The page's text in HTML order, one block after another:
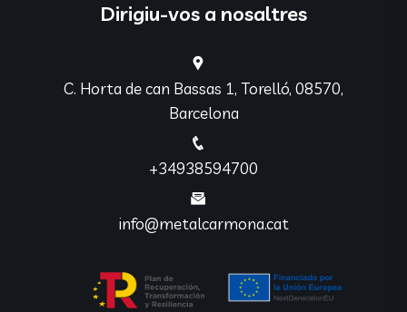
Dirigiu-vos a nosaltres
C. Horta de can Bassas 1, Torelló, 08570,
Barcelona
+34938594700
info@metalcarmona.cat